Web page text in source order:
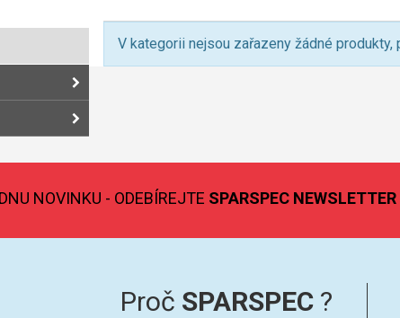
V kategorii nejsou zařazeny žádné
NOVINKU - ODEBÍREJTE SPARSPEC NEWSLETTER
Proč SPARSPEC ?